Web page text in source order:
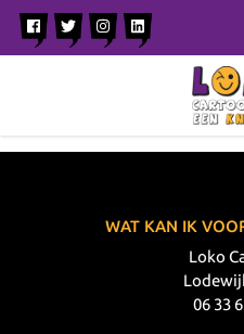
WAT KAN IK
Loko
06 33